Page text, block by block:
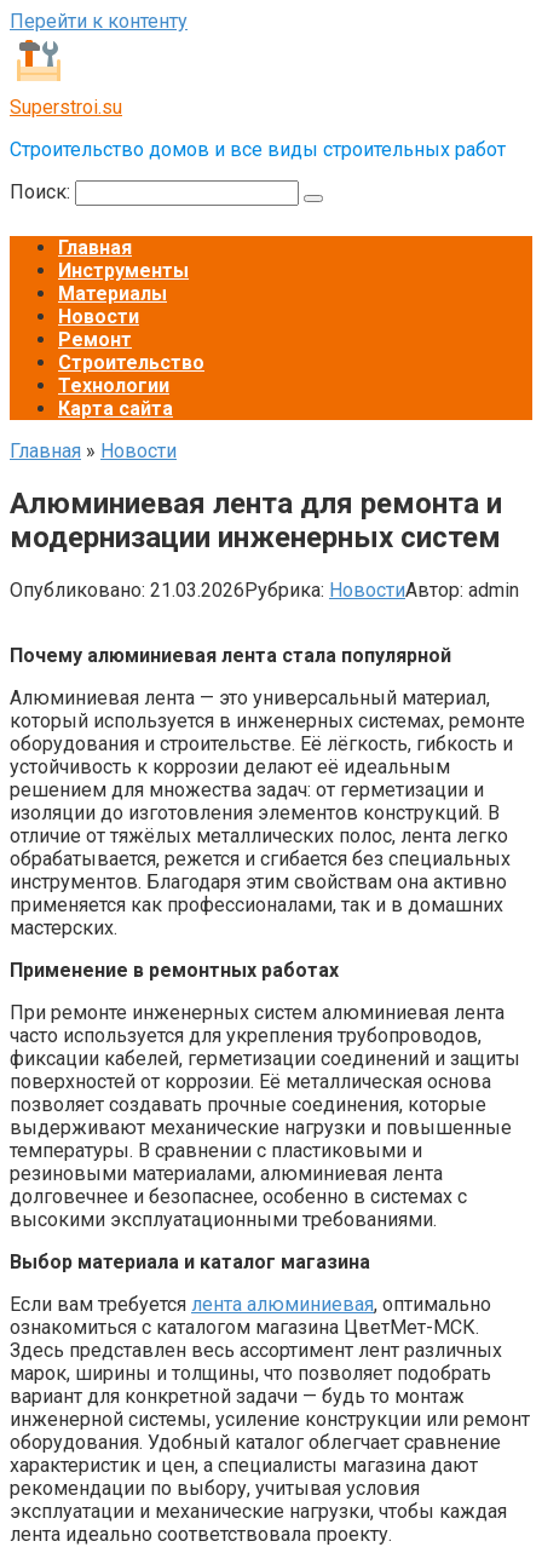
Перейти к контенту
Superstroi.su
Строительство домов и все виды строительных работ
Поиск:
Главная
Инструменты
Материалы
Новости
Ремонт
Строительство
Технологии
Карта сайта
Главная » Новости
Алюминиевая лента для ремонта и
модернизации инженерных систем
Опубликовано: 21.03.2026Рубрика: НовостиАвтор: admin
Почему алюминиевая лента стала популярной
Алюминиевая лента — это универсальный материал,
который используется в инженерных системах, ремонте
оборудования и строительстве. Её лёгкость, гибкость и
устойчивость к коррозии делают её идеальным
решением для множества задач: от герметизации и
изоляции до изготовления элементов конструкций. В
отличие от тяжёлых металлических полос, лента легко
обрабатывается, режется и сгибается без специальных
инструментов. Благодаря этим свойствам она активно
применяется как профессионалами, так и в домашних
мастерских.
Применение в ремонтных работах
При ремонте инженерных систем алюминиевая лента
часто используется для укрепления трубопроводов,
фиксации кабелей, герметизации соединений и защиты
поверхностей от коррозии. Её металлическая основа
позволяет создавать прочные соединения, которые
выдерживают механические нагрузки и повышенные
температуры. В сравнении с пластиковыми и
резиновыми материалами, алюминиевая лента
долговечнее и безопаснее, особенно в системах с
высокими эксплуатационными требованиями.
Выбор материала и каталог магазина
Если вам требуется лента алюминиевая, оптимально
ознакомиться с каталогом магазина ЦветМет-МСК.
Здесь представлен весь ассортимент лент различных
марок, ширины и толщины, что позволяет подобрать
вариант для конкретной задачи — будь то монтаж
инженерной системы, усиление конструкции или ремонт
оборудования. Удобный каталог облегчает сравнение
характеристик и цен, а специалисты магазина дают
рекомендации по выбору, учитывая условия
эксплуатации и механические нагрузки, чтобы каждая
лента идеально соответствовала проекту.